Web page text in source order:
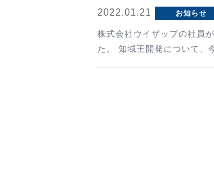
2022.01.21 お知らせ
株式会社ウイザップの社員
た。 知域王開発について、